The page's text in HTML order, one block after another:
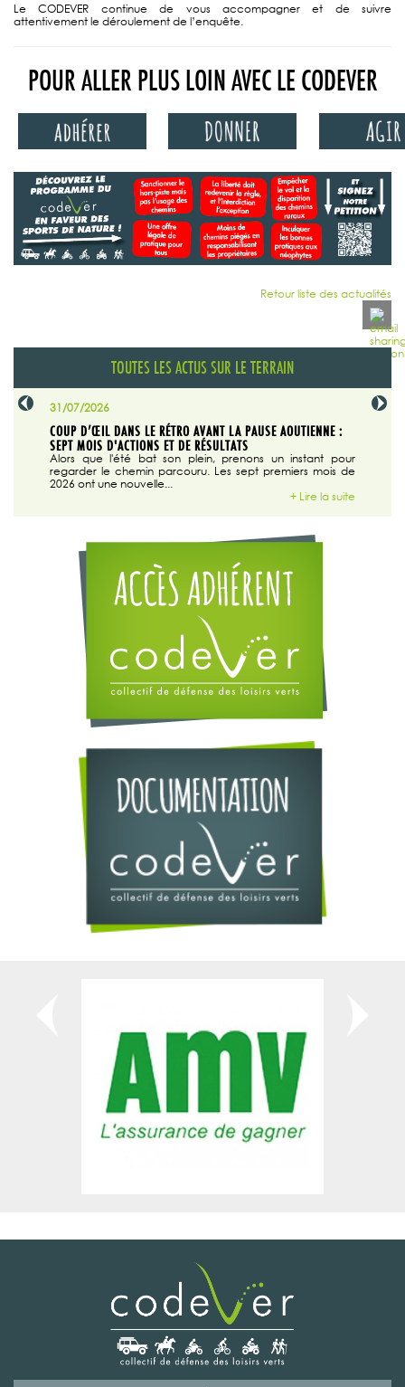
Le CODEVER continue de vous accompagner et de suivre
attentivement le déroulement de l’enquête.
POUR ALLER PLUS LOIN AVEC LE CODEVER
Retour liste des actualités
TOUTES LES ACTUS SUR LE TERRAIN
31/07/2026
COUP D’ŒIL DANS LE RÉTRO AVANT LA PAUSE AOUTIENNE :
SEPT MOIS D'ACTIONS ET DE RÉSULTATS
Alors que l'été bat son plein, prenons un instant pour
regarder le chemin parcouru. Les sept premiers mois de
2026 ont une nouvelle...
+ Lire la suite
29/07/